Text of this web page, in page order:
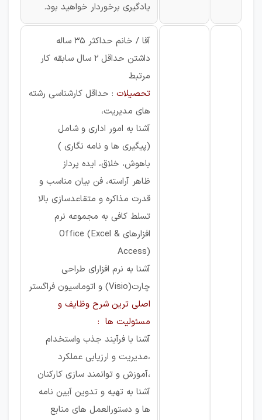
یادگیری برخوردار خواهید بود.
آقا / خانم حداکثر 35 ساله
داشتن حداقل 2 سال سابقه كار
مرتبط
تحصیلات : حداقل کارشناسی رشته
های مدیریت،
آشنا به امور اداری و شامل
(پیگیری ها و نامه نگاری )
باهوش، خلاق، ایده پرداز
ظاهر آراسته، فن بیان مناسب و
قدرت مذاکره و متقاعدسازی بالا
تسلط کافی به مجموعه نرم
افزارهای Office (Excel &
Access)
آشنا به نرم افزارای طراحی
چارت(Visio) و اتوماسیون فراگستر
اصلی ترین شرح وظایف و
مسئولیت ها :
آشنا با فرآیند جذب واستخدام
،مدیریت و ارزیابی عملکرد
،آموزش و توانمند سازی کارکنان
آشنا به تهیه و تدوین آیین نامه
ها و دستورالعمل های منابع